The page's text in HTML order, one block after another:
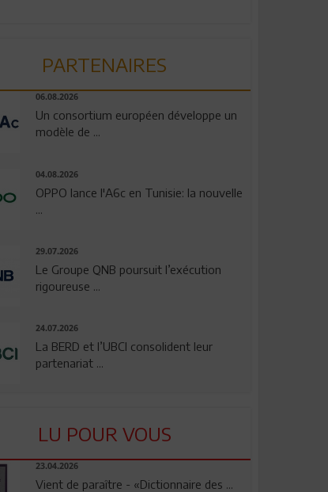
PARTENAIRES
06.08.2026
Un consortium européen développe un
modèle de ...
04.08.2026
OPPO lance l'A6c en Tunisie: la nouvelle
...
29.07.2026
Le Groupe QNB poursuit l’exécution
rigoureuse ...
24.07.2026
La BERD et l’UBCI consolident leur
partenariat ...
LU POUR VOUS
23.04.2026
Vient de paraître - «Dictionnaire des ...